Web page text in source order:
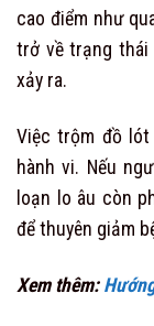
cao điểm như
trở về trạng thái
xảy ra.
Việc trộm đồ
hành vi. Nếu
loạn lo âu còn
để thuyên giảm
Xem thêm: